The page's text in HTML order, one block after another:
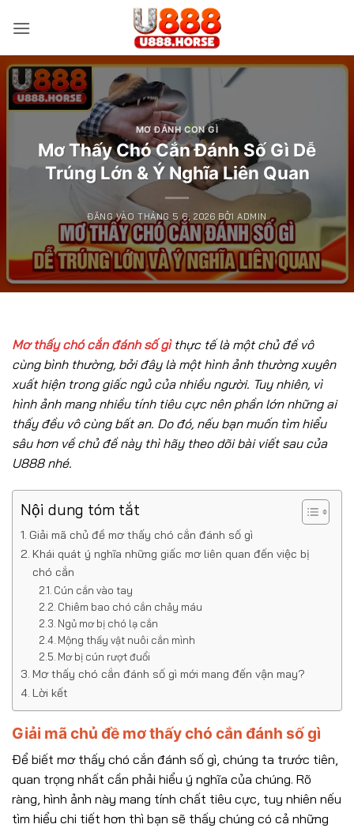
qua
dung
MƠ ĐÁNH CON GÌ
Mơ Thấy Chó Cắn Đánh Số Gì Dễ
Trúng Lớn & Ý Nghĩa Liên Quan
ĐĂNG VÀO THÁNG 5 6, 2026 BỞIADMIN
Mơ thấy chó cắn đánh số gìthực tế là một chủ đề vô
cùng bình thường, bởi đây là một hình ảnh thường xuyên
xuất hiện trong giấc ngủ của nhiều người. Tuy nhiên, vì
hình ảnh mang nhiều tính tiêu cực nên phần lớn những ai
thấy đều vô cùng bất an. Do đó, nếu bạn muốn tìm hiểu
sâu hơn về chủ đề này thì hãy theo dõi bài viết sau của
U888 nhé.
Nội dung tóm tắt
Giải mã chủ đề mơ thấy chó cắn đánh số gì
Khái quát ý nghĩa những giấc mơ liên quan đến việc bị
chó cắn
Cún cắn vào tay
Chiêm bao chó cắn chảy máu
Ngủ mơ bị chó lạ cắn
Mộng thấy vật nuôi cắn mình
Mơ bị cún rượt đuổi
Mơ thấy chó cắn đánh số gì mới mang đến vận may?
Lời kết
Giải mã chủ đề mơ thấy chó cắn đánh số gì
Để biết mơ thấy chó cắn đánh số gì, chúng ta trước tiên,
quan trọng nhất cần phải hiểu ý nghĩa của chúng. Rõ
ràng, hình ảnh này mang tính chất tiêu cực, tuy nhiên nếu
tìm hiểu chi tiết hơn thì bạn sẽ thấy chúng có cả những